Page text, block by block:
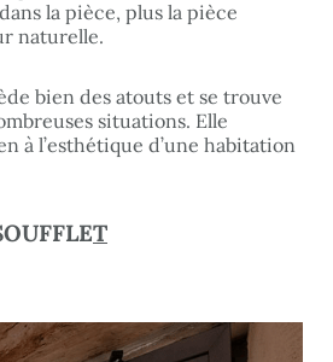
la pièce, plus la pièce
naturelle.
bien des atouts et se trouve
situations. Elle
à l’esthétique d’une habitation
T